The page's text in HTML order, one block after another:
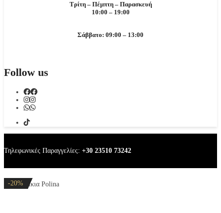
Τρίτη – Πέμπτη – Παρασκευή
10:00 – 19:00
Σάββατο: 09:00 – 13:00
Follow us
Τηλεφωνικές Παραγγελίες: +30 23510 73242
Σκουλαρίκια Polina
-20%
-20%
-20%
-20%
-20%
-20%
-32%
-20%
-20%